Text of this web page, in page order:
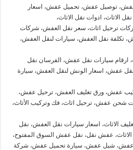
توصيل عفش، تحميل عفش، اسعار
الاثاث، ادوات نقل الاثاث،
ترحيل اثاث، سعر نقل العفش، شركات
تكلفة نقل العفش، سيارات لنقل العفش،
ارقام سيارات نقل عفش، الفرسان نقل
عفش، اسعار الونش لنقل العفش، سيارة
عفش، ورق تغليف العفش، ترحيل عفش،
شحن عفش، ترحيل اثاث، فك وتركيب الأثاث،
الاثاث، اسعار سيارات نقل العفش، نقل
عفش نقل، نقل عفش السوق المفتوح،
شيل عفش، سيارة تحميل عفش، شركة